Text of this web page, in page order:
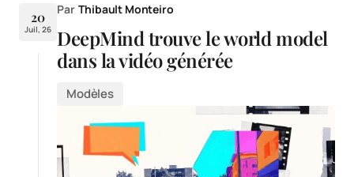
20
Juil, 26
Par Thibault Monteiro
DeepMind trouve le world model
dans la vidéo générée
Modèles